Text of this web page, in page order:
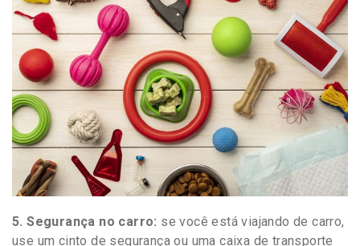
5. Segurança no carro: se você está viajando de carro,
use um cinto de segurança ou uma caixa de transporte